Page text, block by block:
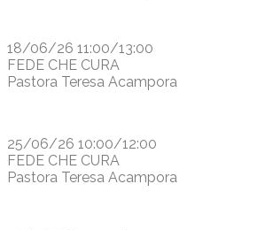
18/06/26 11:00/13:00
FEDE CHE CURA
Pastora Teresa Acampora
25/06/26 10:00/12:00
FEDE CHE CURA
Pastora Teresa Acampora